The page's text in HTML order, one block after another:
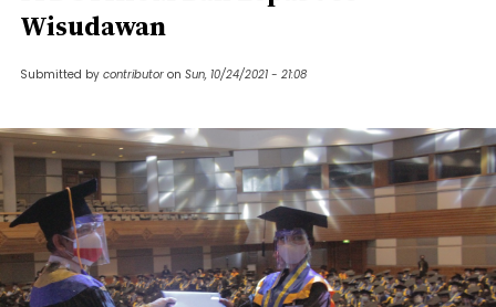
Wisudawan
Submitted by contributor on Sun, 10/24/2021 - 21:08